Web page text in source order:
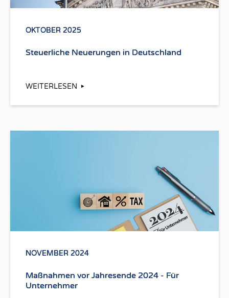
OKTOBER 2025
Steuerliche Neuerungen in Deutschland
WEITERLESEN
NOVEMBER 2024
Maßnahmen vor Jahresende 2024 - Für
Unternehmer